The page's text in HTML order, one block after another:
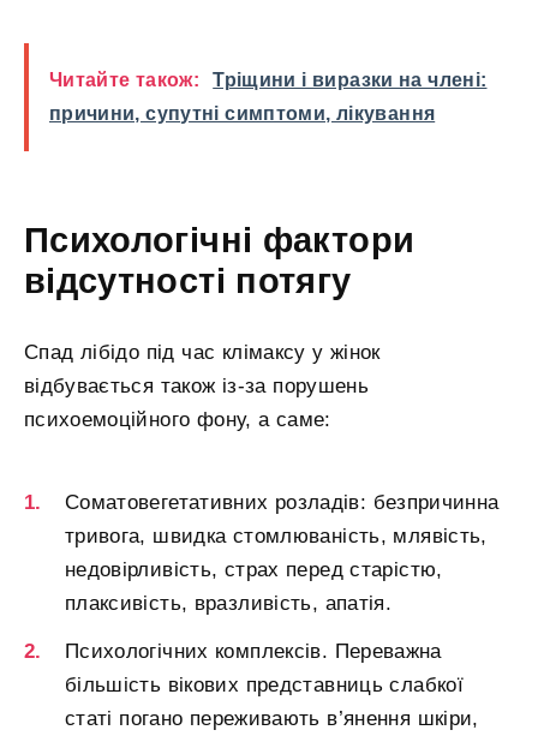
Читайте також:
Тріщини і виразки на члені:
причини, супутні симптоми, лікування
Психологічні фактори
відсутності потягу
Спад лібідо під час клімаксу у жінок
відбувається також із-за порушень
психоемоційного фону, а саме:
Соматовегетативних розладів: безпричинна
тривога, швидка стомлюваність, млявість,
недовірливість, страх перед старістю,
плаксивість, вразливість, апатія.
Психологічних комплексів. Переважна
більшість вікових представниць слабкої
статі погано переживають в’янення шкіри,